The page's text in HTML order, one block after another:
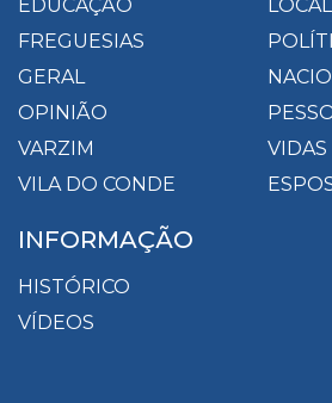
EDUCAÇÃO
LOCAL
FREGUESIAS
GERAL
OPINIÃO
VARZIM
VIDAS
VILA DO CONDE
INFORMAÇÃO
HISTÓRICO
VÍDEOS